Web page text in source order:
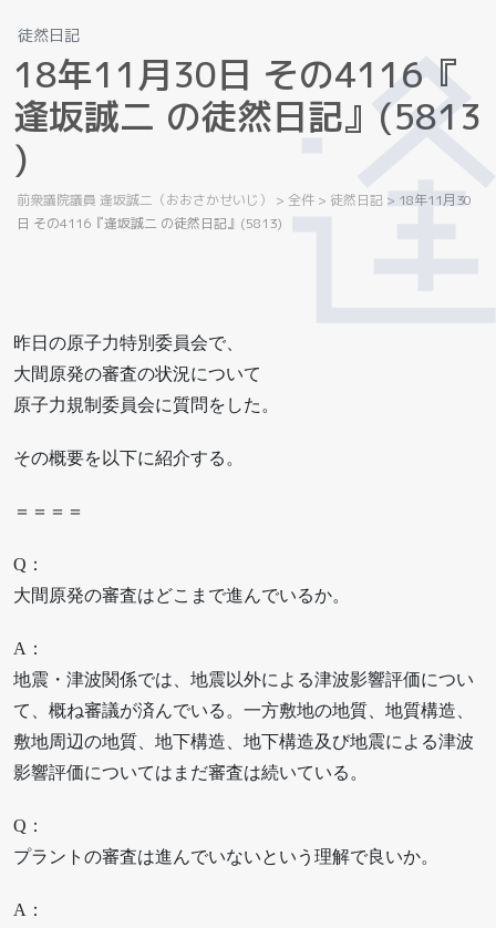
徒然日記
18年11月30日 その4116 『
逢坂誠二 の徒然日記』 (581 3
)
前衆議院議員 逢坂誠二（おおさかせいじ） > 全件 > 徒然日記 > 18年11月30
日 その4116『逢坂誠二 の徒然日記』(5813)
昨日の原子力特別委員会で、
大間原発の審査の状況について
原子力規制委員会に質問をした。
その概要を以下に紹介する。
＝＝＝＝
Q：
大間原発の審査はどこまで進んでいるか。
A：
地震・津波関係では、地震以外による津波影響評価につい
て、概ね審議が済んでいる。一方敷地の地質、地質構造、
敷地周辺の地質、地下構造、地下構造及び地震による津波
影響評価についてはまだ審査は続いている。
Q：
プラントの審査は進んでいないという理解で良いか。
A：